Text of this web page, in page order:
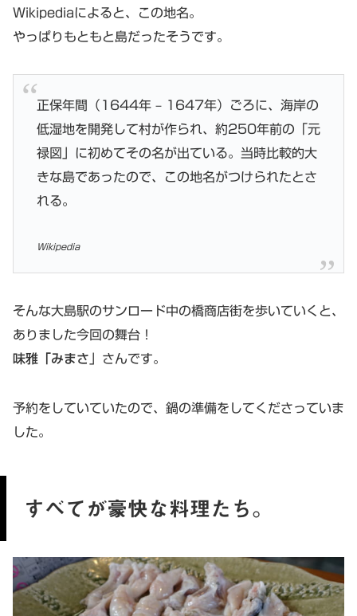
Wikipediaによると、この地名。
やっぱりもともと島だったそうです。
正保年間（1644年 – 1647年）ごろに、海岸の
低湿地を開発して村が作られ、約250年前の「元
禄図」に初めてその名が出ている。当時比較的大
きな島であったので、この地名がつけられたとさ
れる。
Wikipedia
そんな大島駅のサンロード中の橋商店街を歩いていくと、
ありました今回の舞台！
味雅「みまさ 」さんです。
予約をしていていたので、鍋の準備をしてくださっていま
した。
すべてが豪快な料理たち。